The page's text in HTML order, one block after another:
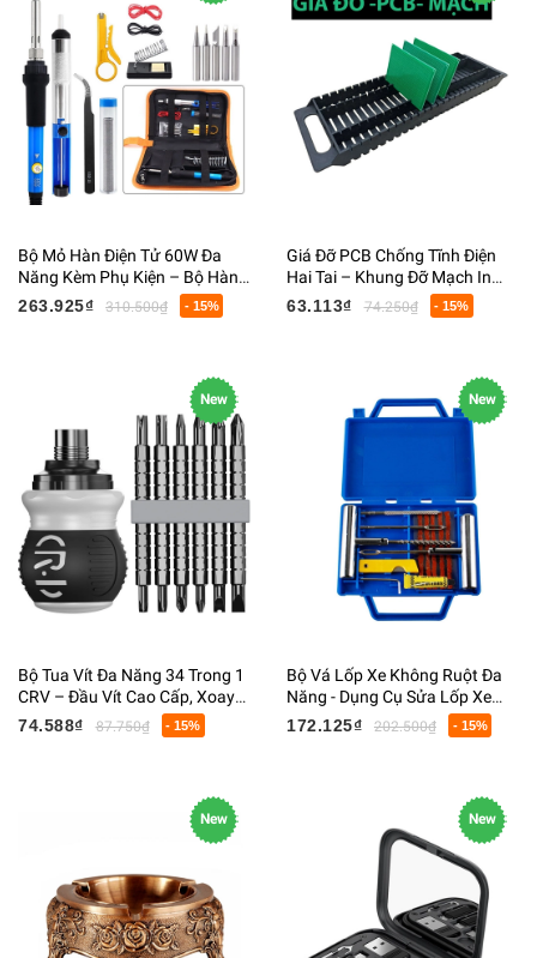
Bộ Mỏ Hàn Điện Tử 60W Đa
Năng Kèm Phụ Kiện – Bộ Hàn
Mạch PCB DIY Sửa Chữa Điện
263.925₫ 310.500₫ - 15%
Giá Đỡ PCB Chống Tĩnh Điện
Hai Tai – Khung Đỡ Mạch In
ESD, Giá Đỡ Dải PCB Sửa Chữa
63.113₫ 74.250₫ - 15%
New
Bộ Tua Vít Đa Năng 34 Trong 1
CRV – Đầu Vít Cao Cấp, Xoay
Đảo Chiều, Nhỏ Gọn Tiện Lợi
74.588₫ 87.750₫ - 15%
New
Bộ Vá Lốp Xe Không Ruột Đa
Năng - Dụng Cụ Sửa Lốp Xe
Máy Ô Tô Trong Hộp Nhựa
172.125₫ 202.500₫ - 15%
New New